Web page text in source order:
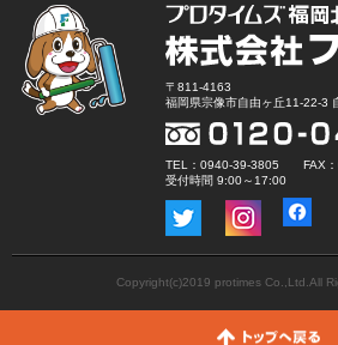
〒811-4163
福岡県宗像市自由ヶ丘11-22-3
TEL：0940-39-3805 FAX：
受付時間 9:00～17:00
Copyright(c)2019 protimes Co.,Ltd.All